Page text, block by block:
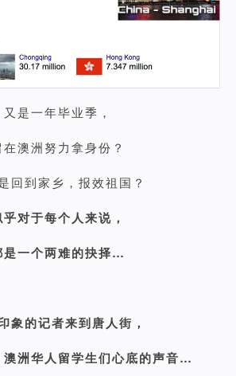
又是一年毕业季，
在澳洲努力拿身份？
回到家乡，报效祖国？
乎对于每个人来说，
是一个两难的抉择…
象的记者来到唐人街，
澳洲华人留学生们心底的声音…